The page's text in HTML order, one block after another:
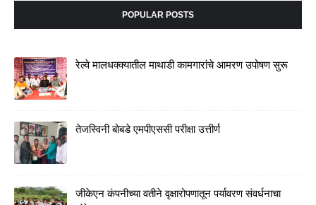
POPULAR POSTS
रेल्वे मालधक्क्यातील माथाडी कामगारांचे आमरण उपोषण सुरू
तेजस्विनी बोबडे एमपीएससी परीक्षा उत्तीर्ण
जीकेएन कंपनीच्या वतीने वृक्षारोपणातून पर्यावरण संवर्धनाचा